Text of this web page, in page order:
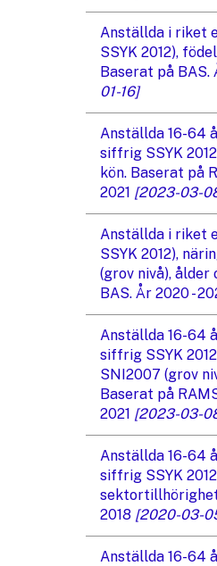
Anställda i riket
SSYK 2012),
Baserat på BAS.
01-16]
Anställda 16-64
siffrig SSYK
kön. Baserat på
2021 [2023-03-
Anställda i riket
SSYK 2012),
(grov nivå), ålder
BAS. År 2020 -
Anställda 16-64
siffrig SSYK
SNI2007 (grov
Baserat på
2021 [2023-03-
Anställda 16-64
siffrig SSYK
sektortillhörighet
2018 [2020-03-
Anställda 16-64